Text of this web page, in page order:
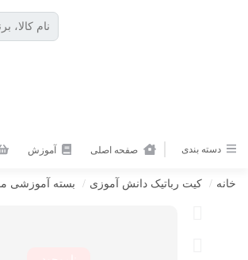
دسته بندی صفحه اصلی آموزش
خانه / کیت رباتیک دانش آموزی / بسته آموزشی